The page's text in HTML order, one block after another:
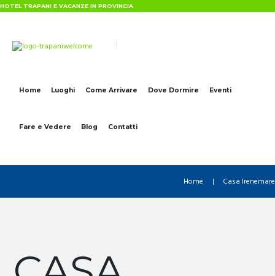
HOTEL TRAPANI E VACANZE IN PROVINCIA
Home Luoghi Come Arrivare Dove Dormire Eventi
Fare e Vedere Blog Contatti
Home Casa Irenemare